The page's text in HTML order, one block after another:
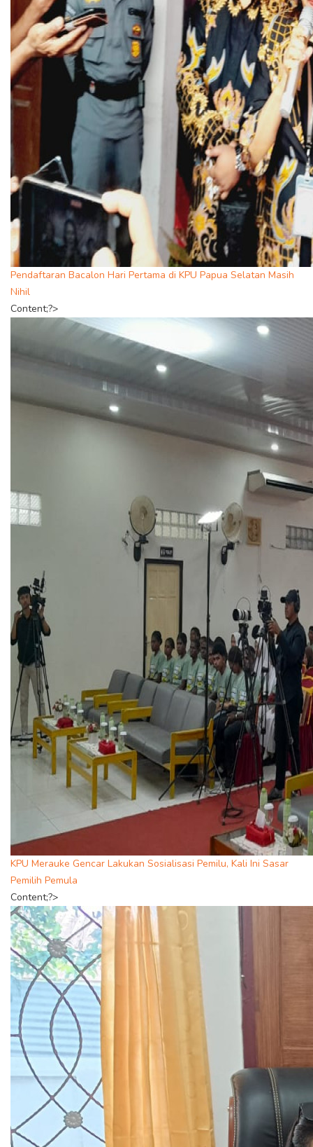
Pendaftaran Bacalon Hari Pertama di KPU Papua Selatan Masih
Nihil
Content;?>
KPU Merauke Gencar Lakukan Sosialisasi Pemilu, Kali Ini Sasar
Pemilih Pemula
Content;?>